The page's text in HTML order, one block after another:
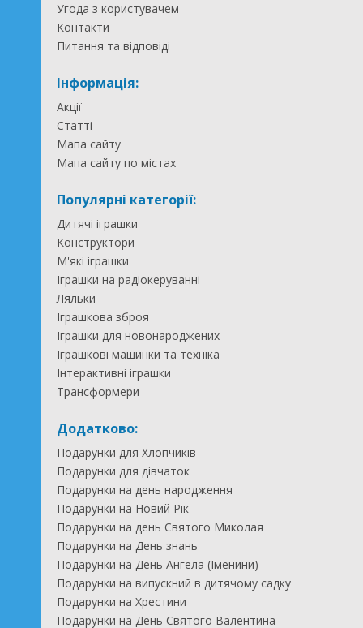
Угода з користувачем
Контакти
Питання та відповіді
Інформація:
Акції
Статті
Мапа сайту
Мапа сайту по містах
Популярні категорії:
Дитячі іграшки
Конструктори
М'які іграшки
Іграшки на радіокеруванні
Ляльки
Іграшкова зброя
Іграшки для новонароджених
Іграшкові машинки та техніка
Інтерактивні іграшки
Трансформери
Додатково:
Подарунки для Хлопчиків
Подарунки для дівчаток
Подарунки на день народження
Подарунки на Новий Рік
Подарунки на день Святого Миколая
Подарунки на День знань
Подарунки на День Ангела (Іменини)
Подарунки на випускний в дитячому садку
Подарунки на Хрестини
Подарунки на День Святого Валентина